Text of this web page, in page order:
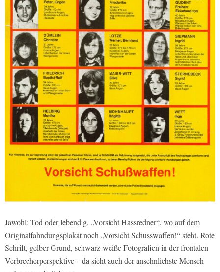
Jawohl: Tod oder lebendig. „Vorsicht Hassredner“, wo auf dem
Originalfahndungsplakat noch „Vorsicht Schusswaffen!“ steht. Rote
Schrift, gelber Grund, schwarz-weiße Fotografien in der frontalen
Verbrecherperspektive – da sieht auch der ansehnlichste Mensch